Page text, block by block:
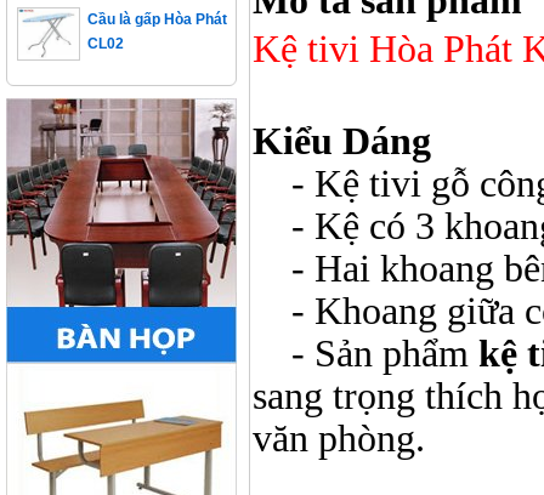
Kệ tivi Hòa Phát
Kiểu Dáng
- Kệ tivi gỗ
- Kệ có 3
- Hai khoang
- Khoang giữa
- Sản phẩm kệ
sang trọng thích
văn phòng.
CL02